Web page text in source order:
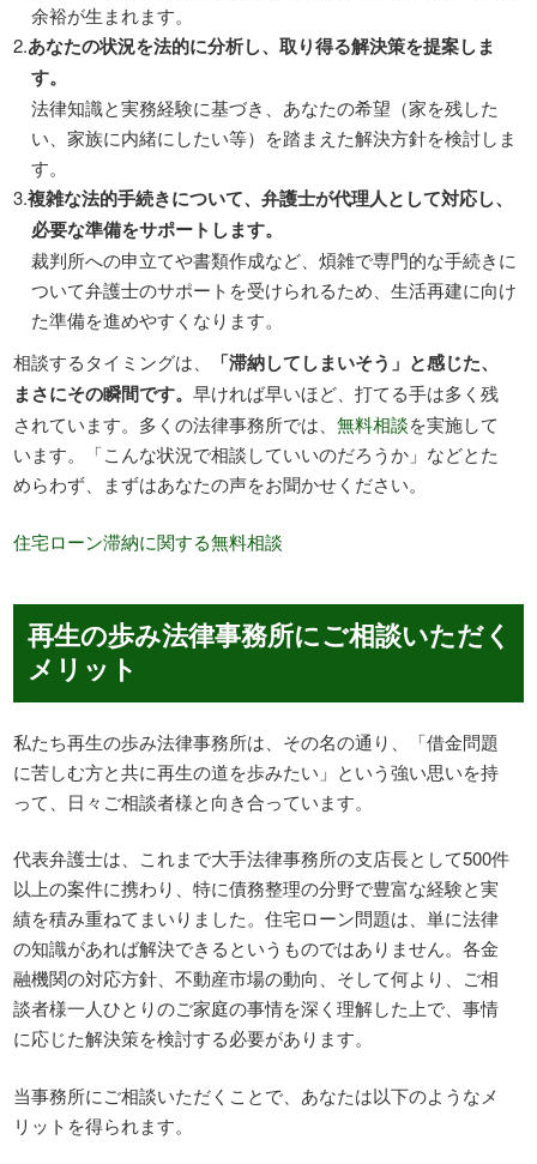
余裕が生まれます。
あなたの状況を法的に分析し、取り得る解決策を提案しま
す。
法律知識と実務経験に基づき、あなたの希望（家を残した
い、家族に内緒にしたい等）を踏まえた解決方針を検討しま
す。
複雑な法的手続きについて、弁護士が代理人として対応し、
必要な準備をサポートします。
裁判所への申立てや書類作成など、煩雑で専門的な手続きに
ついて弁護士のサポートを受けられるため、生活再建に向け
た準備を進めやすくなります。
相談するタイミングは、
「滞納してしまいそう」と感じた、
まさにその瞬間です。早ければ早いほど、打てる手は多く残
されています。多くの法律事務所では、無料相談を実施して
います。「こんな状況で相談していいのだろうか」などとた
めらわず、まずはあなたの声をお聞かせください。
住宅ローン滞納に関する無料相談
再生の歩み法律事務所にご相談いただく
メリット
私たち再生の歩み法律事務所は、その名の通り、「借金問題
に苦しむ方と共に再生の道を歩みたい」という強い思いを持
って、日々ご相談者様と向き合っています。
代表弁護士は、これまで大手法律事務所の支店長として500件
以上の案件に携わり、特に債務整理の分野で豊富な経験と実
績を積み重ねてまいりました。住宅ローン問題は、単に法律
の知識があれば解決できるというものではありません。各金
融機関の対応方針、不動産市場の動向、そして何より、ご相
談者様一人ひとりのご家庭の事情を深く理解した上で、事情
に応じた解決策を検討する必要があります。
当事務所にご相談いただくことで、あなたは以下のようなメ
リットを得られます。